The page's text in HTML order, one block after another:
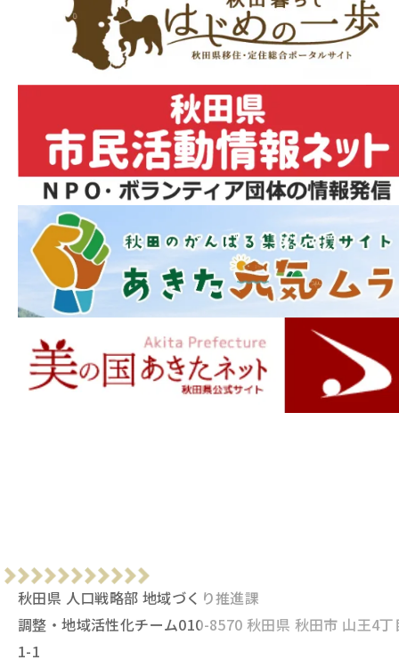
秋田県 人口戦略部 地域づくり推進課
調整・地域活性化チーム010-8570 秋田県 秋田市 山王4丁
1-1